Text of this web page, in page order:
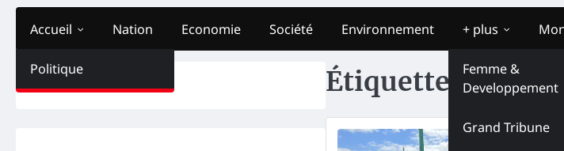
Accueil
Politique
Nation Economie Société Environnement + plus
Femme &
Developpement
Grand Tribune
Étiquette :